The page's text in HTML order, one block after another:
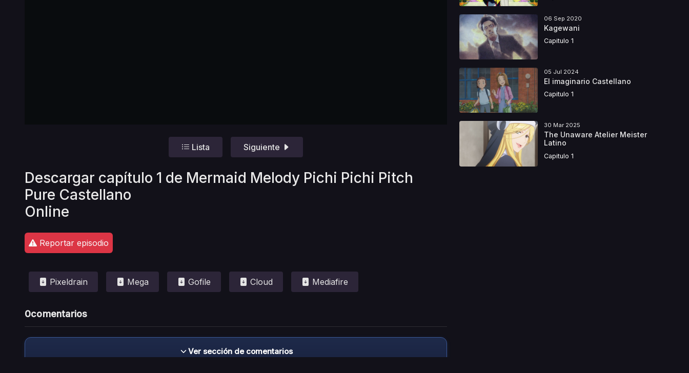
Lista Siguiente
Descargar capítulo 1 de Mermaid Melody Pichi Pichi Pitch
Pure Castellano
Online
Reportar episodio
Pixeldrain Mega Gofile Cloud Mediafire
0comentarios
Ver sección de comentarios
06 Sep 2020
Kagewani
Capitulo 1
05 Jul 2024
El imaginario Castellano
Capitulo 1
30 Mar 2025
The Unaware Atelier Meister
Latino
Capitulo 1